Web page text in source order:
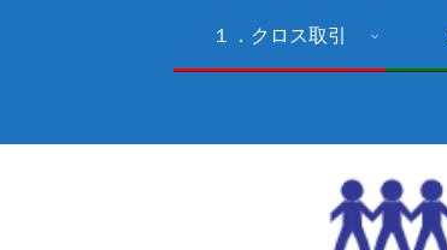
１．クロス取引